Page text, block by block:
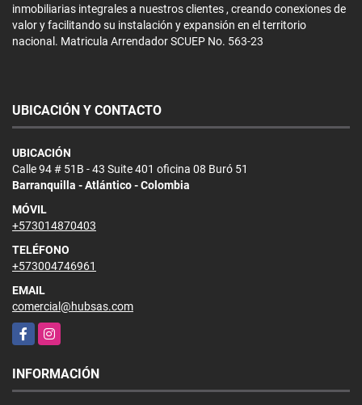
inmobiliarias integrales a nuestros clientes , creando conexiones de
valor y facilitando su instalación y expansión en el territorio
nacional. Matricula Arrendador SCUEP No. 563-23
UBICACIÓN Y CONTACTO
UBICACIÓN
Calle 94 # 51B - 43 Suite 401 oficina 08 Buró 51
Barranquilla - Atlántico - Colombia
MÓVIL
+573014870403
TELÉFONO
+573004746961
EMAIL
comercial@hubsas.com
FacebookInstagram
INFORMACIÓN